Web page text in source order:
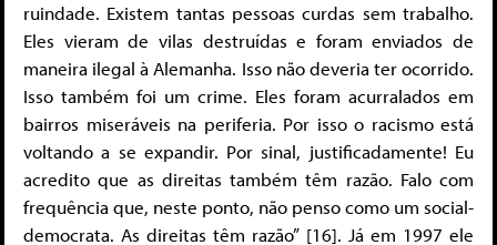
ruindade. Existem tantas pessoas curdas sem trabalho.
Eles vieram de vilas destruídas e foram enviados de
maneira ilegal à Alemanha. Isso não deveria ter ocorrido.
Isso também foi um crime. Eles foram acurralados em
bairros miseráveis na periferia. Por isso o racismo está
voltando a se expandir. Por sinal, justificadamente! Eu
acredito que as direitas também têm razão. Falo com
frequência que, neste ponto, não penso como um social-
democrata. As direitas têm razão” [16]. Já em 1997 ele